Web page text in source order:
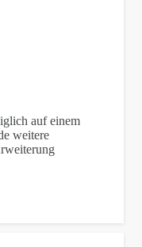
auf einem
weitere